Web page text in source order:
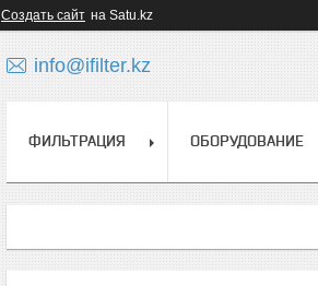
Создать сайт на Satu.kz
info@ifilter.kz
ФИЛЬТРАЦИЯ ОБОРУДОВАНИЕ